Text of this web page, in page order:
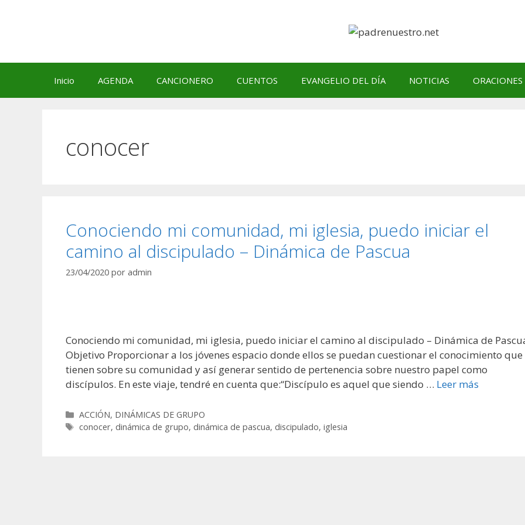
Inicio AGENDA CANCIONERO CUENTOS EVANGELIO DEL DÍA NOTICIAS ORACIONES
conocer
Conociendo mi comunidad, mi iglesia, puedo iniciar el
camino al discipulado – Dinámica de Pascua
23/04/2020 por admin
Conociendo mi comunidad, mi iglesia, puedo iniciar el camino al discipulado – Dinámica de
Objetivo Proporcionar a los jóvenes espacio donde ellos se puedan cuestionar el conocimiento que
tienen sobre su comunidad y así generar sentido de pertenencia sobre nuestro papel como
discípulos. En este viaje, tendré en cuenta que:“Discípulo es aquel que siendo … Leer más
Categorías
ACCIÓN, DINÁMICAS DE GRUPO
Etiquetas
conocer,dinámica de grupo,dinámica de pascua,discipulado,iglesia